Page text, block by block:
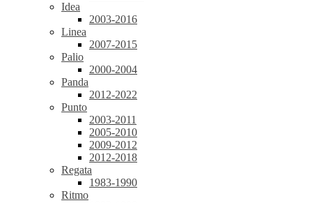
Idea
2003-2016
Linea
2007-2015
Palio
2000-2004
Panda
2012-2022
Punto
2003-2011
2005-2010
2009-2012
2012-2018
Regata
1983-1990
Ritmo